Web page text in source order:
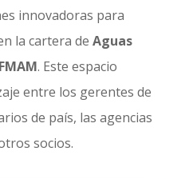
innovadoras para
la cartera de Aguas
. Este espacio
entre los gerentes de
de país, las agencias
socios.